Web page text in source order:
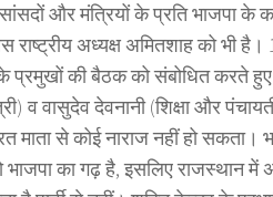
और मंत्रियों के प्रति भाजपा के
राष्ट्रीय अध्यक्ष अमितशाह को भी
प्रमुखों की बैठक को संबोधित करते
व वासुदेव देवनानी (शिक्षा और
माता से कोई नाराज नहीं हो सकता।
का गढ़ है, इसलिए राजस्थान में